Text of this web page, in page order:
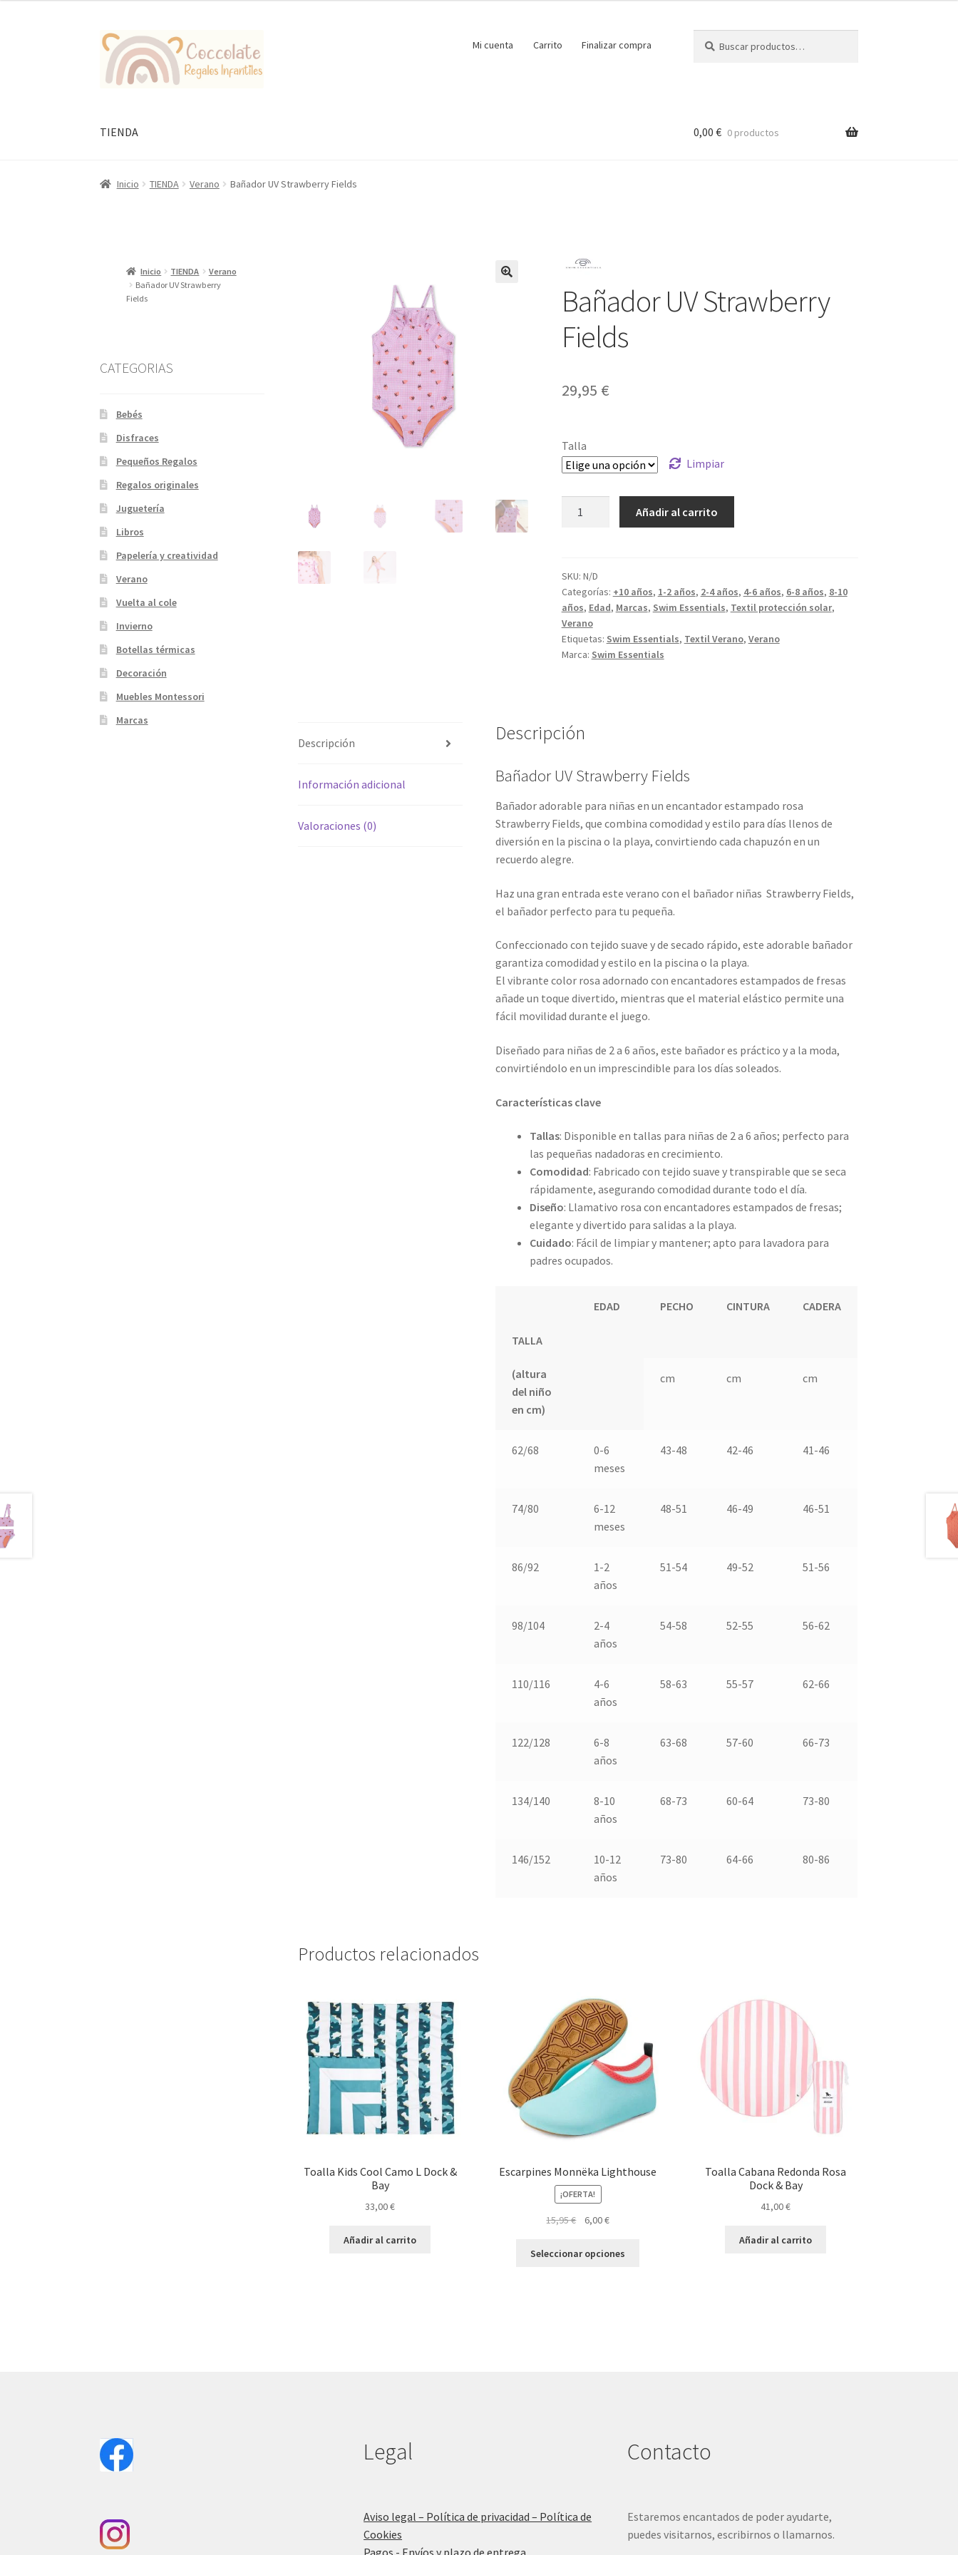
Ir
la
Ir
al
contenido
Mi cuenta Carrito Finalizar compra
por:
TIENDA 0,00 € 0 productos
Inicio TIENDA Verano Bañador UV Strawberry Fields
Bañador UV Strawberry
Fields
29,95 €
Talla
Limpiar
cantidad
Añadir al carrito
SKU: N/D
Categorías: +10 años, 1-2 años, 2-4 años, 4-6 años, 6-8 años, 8-10
años, Edad, Marcas, Swim Essentials, Textil protección solar,
Verano
Etiquetas: Swim Essentials, Textil Verano, Verano
Marca: Swim Essentials
Descripción
Información adicional
Valoraciones (0)
Descripción
Bañador UV Strawberry Fields
Bañador adorable para niñas en un encantador estampado rosa
Strawberry Fields, que combina comodidad y estilo para días llenos de
diversión en la piscina o la playa, convirtiendo cada chapuzón en un
recuerdo alegre.
Haz una gran entrada este verano con el bañador niñas Strawberry Fields,
el bañador perfecto para tu pequeña.
Confeccionado con tejido suave y de secado rápido, este adorable bañador
garantiza comodidad y estilo en la piscina o la playa.
El vibrante color rosa adornado con encantadores estampados de fresas
añade un toque divertido, mientras que el material elástico permite una
fácil movilidad durante el juego.
Diseñado para niñas de 2 a 6 años, este bañador es práctico y a la moda,
convirtiéndolo en un imprescindible para los días soleados.
Características clave
Tallas: Disponible en tallas para niñas de 2 a 6 años; perfecto para
las pequeñas nadadoras en crecimiento.
Comodidad: Fabricado con tejido suave y transpirable que se seca
rápidamente, asegurando comodidad durante todo el día.
Diseño: Llamativo rosa con encantadores estampados de fresas;
elegante y divertido para salidas a la playa.
Cuidado: Fácil de limpiar y mantener; apto para lavadora para
padres ocupados.
TALLA
(altura
del niño
en cm)
EDAD PECHO CINTURA CADERA
cm cm cm
62/68
0-6
meses
43-48 42-46 41-46
74/80
6-12
meses
48-51 46-49 46-51
86/92
1-2
años
51-54 49-52 51-56
98/104
2-4
años
54-58 52-55 56-62
110/116
4-6
años
58-63 55-57 62-66
122/128
6-8
años
63-68 57-60 66-73
134/140
8-10
años
68-73 60-64 73-80
146/152
10-12
años
73-80 64-66 80-86
Productos relacionados
Toalla Kids Cool Camo L Dock &
Bay
33,00€
Añadir al carrito
Escarpines Monnëka Lighthouse
¡OFERTA!
15,95€
original
6,00€El
actual
Seleccionar opciones
de
Toalla Cabana Redonda Rosa
Dock & Bay
41,00€
Añadir al carrito
Inicio TIENDA
Verano
Bañador UV Strawberry
Fields
CATEGORIAS
Bebés
Disfraces
Pequeños Regalos
Regalos originales
Juguetería
Libros
Papelería y creatividad
Verano
Vuelta al cole
Invierno
Botellas térmicas
Decoración
Muebles Montessori
Marcas
Legal
Aviso legal – Política de privacidad – Política de
Cookies
Pagos - Envíos y plazo de entrega
Contacto
Estaremos encantados de poder ayudarte,
puedes visitarnos, escribirnos o llamarnos.